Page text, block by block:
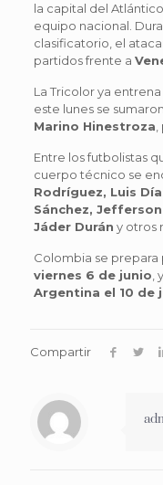
la capital del
equipo nacional.
clasificatorio, el
partidos frente a
La Tricolor ya
este lunes se sumaron
Marino Hinestroza
Entre los futbolistas
cuerpo técnico se
Rodríguez, Luis
Sánchez,
Jáder Durán y otros
Colombia se prepara
viernes 6 de junio
Argentina el 10 de
Compartir